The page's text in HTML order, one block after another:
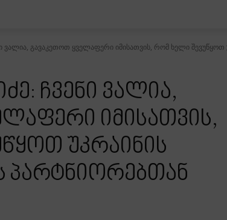
ვალია, გავაკეთოთ ყველაფერი იმისათვის, რომ ხელი შევუწყოთ
ჩვენი ვალია,
იმისათვის,
უკრაინის
პარტნიორებთან